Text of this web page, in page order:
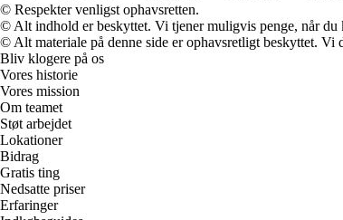
© Respekter venligst ophavsretten.
© Alt indhold er beskyttet. Vi tjener muligvis penge, når
© Alt materiale på denne side er ophavsretligt beskyttet.
Bliv klogere på os
Vores historie
Vores mission
Om teamet
Støt arbejdet
Lokationer
Bidrag
Gratis ting
Nedsatte priser
Erfaringer